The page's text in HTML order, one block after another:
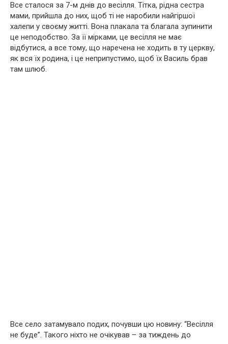
Все сталося за 7-м днів до весілля. Тітка, рідна сестра
мами, прийшла до них, щоб ті не наробили найгіршої
халепи у своєму житті. Вона плакала та благала зупинити
це неподобство. За її мірками, це весілля не має
відбутися, а все тому, що наречена не ходить в ту церкву,
як вся їх родина, і це неприпустимо, щоб їх Василь брав
там шлюб.
Все село затамувало подих, почувши цю новину: “Весілля
не буде”. Такого ніхто не очікував – за тиждень до